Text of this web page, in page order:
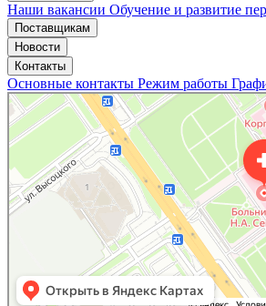
Наши вакансии Обучение и развитие
Поставщикам
Новости
Контакты
Основные контакты Режим работы
«Нижегородская областная клиническая больница
Отделение больницы, госпиталя в Нижнем Новгороде
Больница для взрослых в Нижнем Новгороде